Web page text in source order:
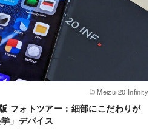
Meizu 20 Infinity
フォトツアー：細部にこだわりが
」デバイス